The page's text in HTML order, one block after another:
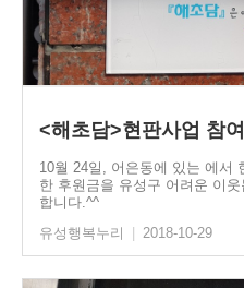
<해초담>현판사업 참여
10월 24일, 어은동에 있는 에서
한 후원금을 유성구 어려운 이
합니다.^^
유성행복누리
2018-10-29